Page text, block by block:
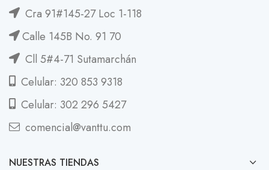
Cra 91#145-27 Loc 1-118
Calle 145B No. 91 70
Cll 5#4-71 Sutamarchán
Celular: 320 853 9318
Celular: 302 296 5427
comencial@vanttu.com
NUESTRAS TIENDAS